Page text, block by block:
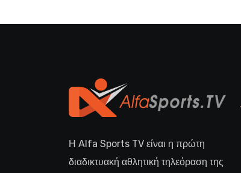
Η Alfa Sports TV είναι η πρώτη
διαδικτυακή αθλητική τηλεόραση της